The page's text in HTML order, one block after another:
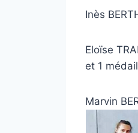
Inès
Eloïse
et 1
Marvin